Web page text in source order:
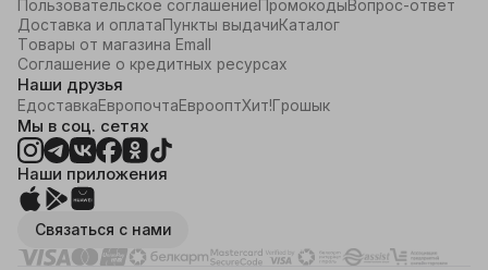
перевозке.
     Внутри чемодан разделен молнией на два
отделения, также имеются фиксирующие х-
образные ремни для удобства укладки вашего
багажа.
     Чемодан оснащен встроенным кодовым замком,
что обеспечит безопасность ваших вещей. Можно
установить любой цифровой трехзначный код на
ваше усмотрение.
     Чемодан средний М имеет небольшой вес 3,1 кг и
объем 58 л. Габаритные размеры чемодана с
колесами и со всеми выступающими частями
63х40х25 см. Этот чемодан вмещает достаточно
большое количество вещей и рассчитан на 1-2
Пользовательское соглашениеПромокодыВопрос-ответ
Доставка и оплатаПункты выдачиКаталог
Товары от магазина Emall
Соглашение о кредитных ресурсах
Наши друзья
ЕдоставкаЕвропочтаЕврооптХит!Грошык
Мы в соц. сетях
Наши приложения
Связаться с нами